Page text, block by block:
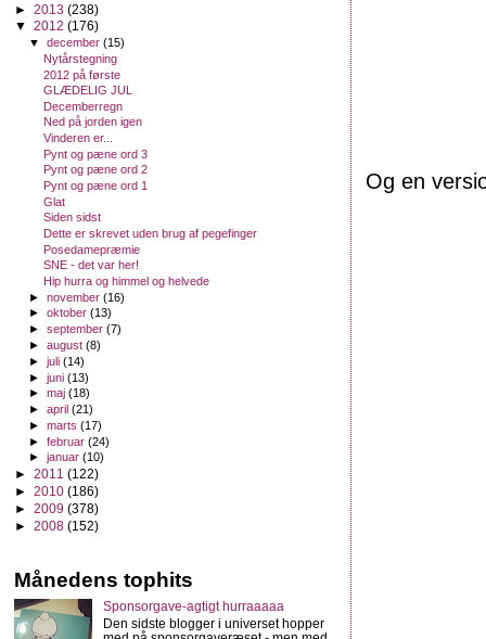
Og en
► 2013 (238)
▼ 2012 (176)
▼december(15)
Nytårstegning
2012 på første
GLÆDELIG JUL
Decemberregn
Ned på jorden igen
Vinderen er...
Pynt og pæne ord 3
Pynt og pæne ord 2
Pynt og pæne ord 1
Glat
Siden sidst
Dette er skrevet uden brug af pegefinger
Posedamepræmie
SNE - det var her!
Hip hurra og himmel og helvede
►november(16)
►oktober(13)
►september(7)
►august(8)
►juli(14)
►juni(13)
►maj(18)
►april(21)
►marts(17)
►februar(24)
►januar(10)
► 2011 (122)
► 2010 (186)
► 2009 (378)
► 2008 (152)
Månedens tophits
Sponsorgave-agtigt hurraaaaa
Den sidste blogger i universet hopper